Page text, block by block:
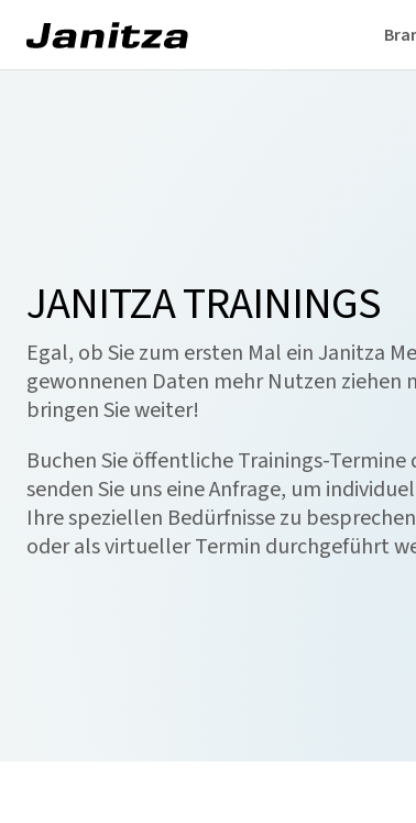
JANITZA TRAININGS
Egal, ob Sie zum ersten Mal ein Janitza
gewonnenen Daten mehr Nutzen ziehen
bringen Sie weiter!
Buchen Sie öffentliche Trainings-
senden Sie uns eine Anfrage, um
Ihre speziellen Bedürfnisse zu
oder als virtueller Termin durchgeführt